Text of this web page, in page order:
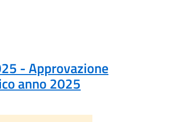
- Approvazione
anno 2025